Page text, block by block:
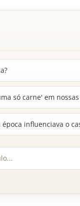
só carne' em nossas
influenciava o